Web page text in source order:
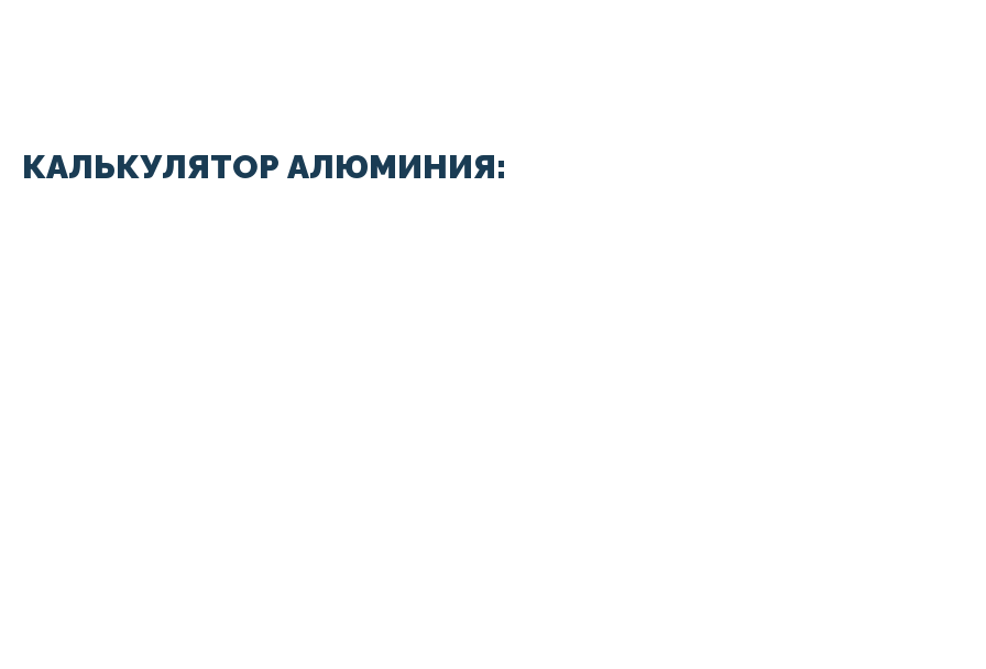
КАЛЬКУЛЯТОР АЛЮМИНИЯ: